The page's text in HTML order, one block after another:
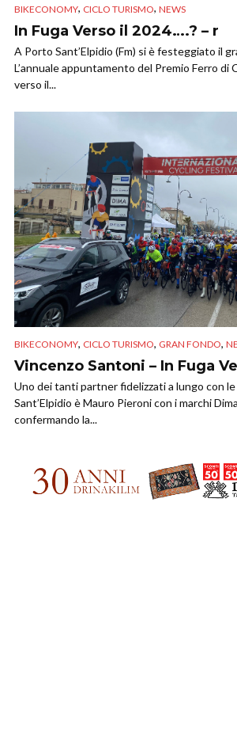
BIKECONOMY, CICLO TURISMO, NEWS
In Fuga Verso il 2024….? – r
A Porto Sant’Elpidio (Fm) si è festeggiato il
L’annuale appuntamento del Premio Ferro di
verso il...
BIKECONOMY, CICLO TURISMO, GRAN FONDO,
Vincenzo Santoni – In Fuga
Uno dei tanti partner fidelizzati a lungo con
Sant’Elpidio è Mauro Pieroni con i marchi
confermando la...